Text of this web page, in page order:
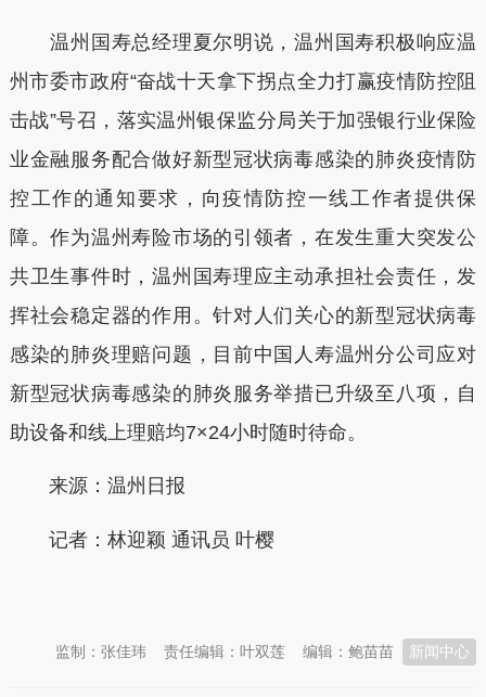
温州国寿总经理夏尔明说，温州国寿积极响应温
州市委市政府“奋战十天拿下拐点全力打赢疫情防控阻
击战”号召，落实温州银保监分局关于加强银行业保险
业金融服务配合做好新型冠状病毒感染的肺炎疫情防
控工作的通知要求，向疫情防控一线工作者提供保
障。作为温州寿险市场的引领者，在发生重大突发公
共卫生事件时，温州国寿理应主动承担社会责任，发
挥社会稳定器的作用。针对人们关心的新型冠状病毒
感染的肺炎理赔问题，目前中国人寿温州分公司应对
新型冠状病毒感染的肺炎服务举措已升级至八项，自
助设备和线上理赔均7×24小时随时待命。
来源：温州日报
记者：林迎颖 通讯员 叶樱
新闻中心
编辑：鲍苗苗
责任编辑：叶双莲
监制：张佳玮